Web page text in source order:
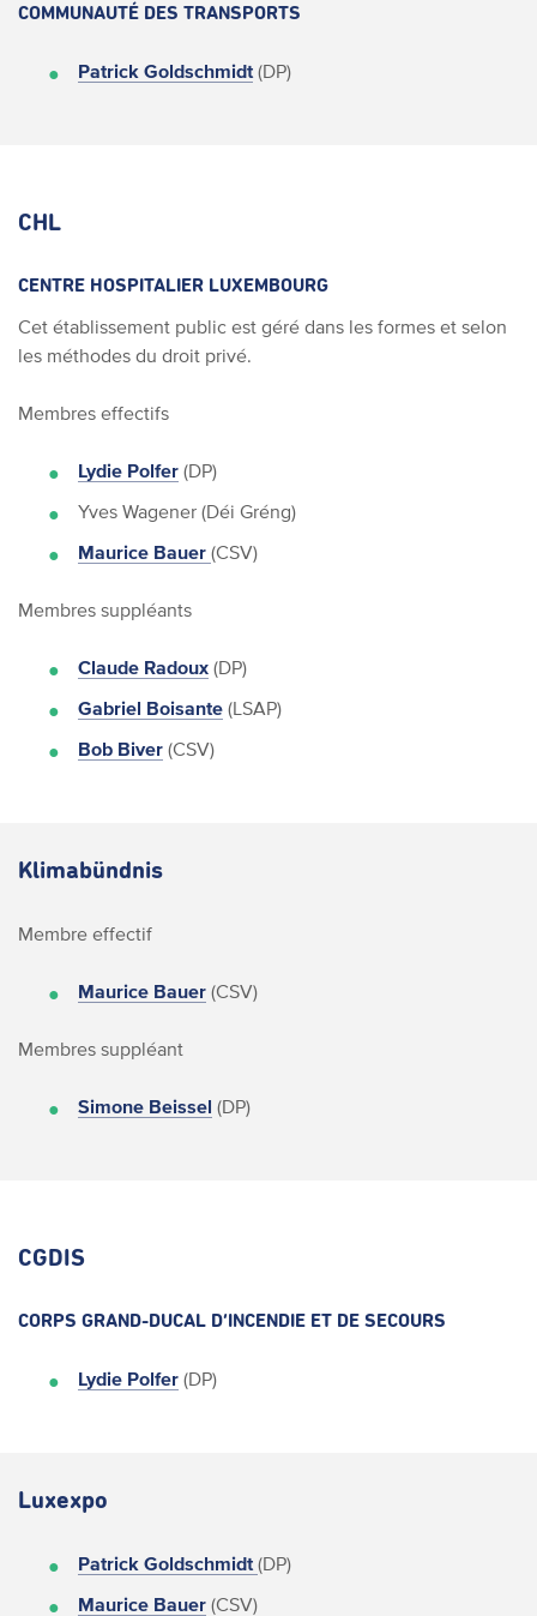
COMMUNAUTÉ DES TRANSPORTS
Patrick Goldschmidt (DP)
CHL
CENTRE HOSPITALIER LUXEMBOURG
Cet établissement public est géré dans les formes et selon
les méthodes du droit privé.
Membres effectifs
Lydie Polfer (DP)
Yves Wagener (Déi Gréng)
Maurice Bauer (CSV)
Membres suppléants
Claude Radoux (DP)
Gabriel Boisante (LSAP)
Bob Biver (CSV)
Klimabündnis
Membre effectif
Maurice Bauer (CSV)
Membres suppléant
Simone Beissel (DP)
CGDIS
CORPS GRAND-DUCAL D’INCENDIE ET DE SECOURS
Lydie Polfer (DP)
Luxexpo
Patrick Goldschmidt (DP)
Maurice Bauer (CSV)